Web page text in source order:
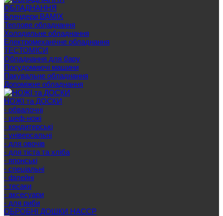
ОБЛАДНАННЯ
Блендери BAMIX
Теплове обладнання
Холодильне обладнання
Електромеханічне обладнання
ТЕСТОМІСИ
Обладнання для бару
Посудомиючі машини
Пакувальне обладнання
Допоміжне обладнання
НОЖІ та ДОСКИ
- обвалочні
- шеф-ножі
- кондитерські
- універсальні
- для овочів
- для тіста та хліба
- японські
- спеціальні
- філейні
- тесаки
- аксесуари
- для риби
ОБРОБНІ ДОШКИ HACCP